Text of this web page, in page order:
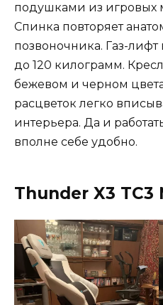
подушками из игровых
Спинка повторяет
позвоночника. Газ-
до 120 килограмм.
бежевом и черном
расцветок легко
интерьера. Да и
вполне себе удобно.
Thunder X3 TC3